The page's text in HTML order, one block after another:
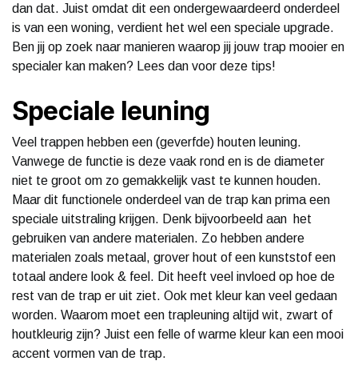
dan dat. Juist omdat dit een ondergewaardeerd onderdeel
is van een woning, verdient het wel een speciale upgrade.
Ben jij op zoek naar manieren waarop jij jouw trap mooier en
specialer kan maken? Lees dan voor deze tips!
Speciale leuning
Veel trappen hebben een (geverfde) houten leuning.
Vanwege de functie is deze vaak rond en is de diameter
niet te groot om zo gemakkelijk vast te kunnen houden.
Maar dit functionele onderdeel van de trap kan prima een
speciale uitstraling krijgen. Denk bijvoorbeeld aan het
gebruiken van andere materialen. Zo hebben andere
materialen zoals metaal, grover hout of een kunststof een
totaal andere look & feel. Dit heeft veel invloed op hoe de
rest van de trap er uit ziet. Ook met kleur kan veel gedaan
worden. Waarom moet een trapleuning altijd wit, zwart of
houtkleurig zijn? Juist een felle of warme kleur kan een mooi
accent vormen van de trap.